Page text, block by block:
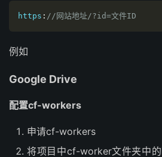
https : //网站地址/?id=文件ID
例如
Google Drive
配置cf-workers
申请cf-workers
将项目中cf-worker文件夹中